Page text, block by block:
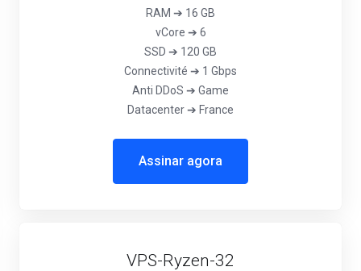
RAM ➔ 16 GB
vCore ➔ 6
SSD ➔ 120 GB
Connectivité ➔ 1 Gbps
Anti DDoS ➔ Game
Datacenter ➔ France
Assinar agora
VPS-Ryzen-32